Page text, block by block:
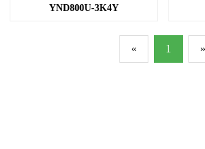
YND800U-3K4Y
« 1 »